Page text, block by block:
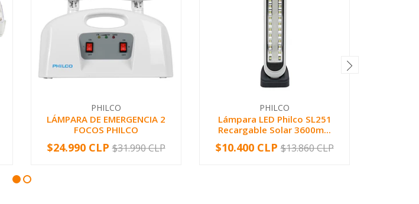
PHILCO
LÁMPARA DE EMERGENCIA 2
FOCOS PHILCO
+
-$24.990 CLP $31.990 CLP
PHILCO
Lámpara LED Philco SL251
Recargable Solar 3600m...
+
-$10.400 CLP $13.860 CLP